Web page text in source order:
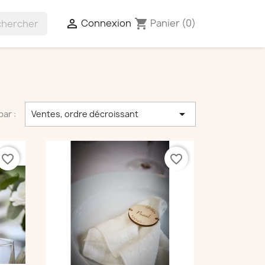
 Connexion shopping_cart Panier (0)
: Ventes, ordre décroissant 
favorite_border favorite_border